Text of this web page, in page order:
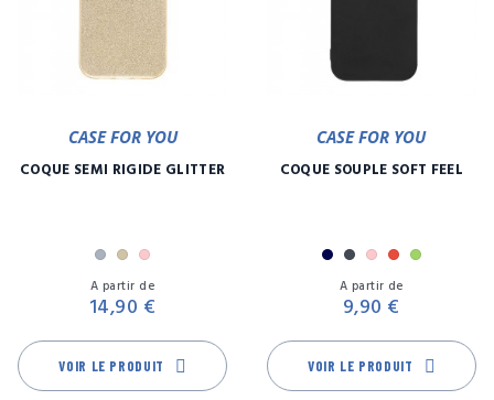
CASE FOR YOU
COQUE SEMI RIGIDE GLITTER
Argent
OrRose
A partir de
14,90 €
VOIR LE PRODUIT
CASE FOR YOU
COQUE SOUPLE SOFT FEEL
Marine
NoirRoseRouge
Vert
A partir de
9,90 €
VOIR LE PRODUIT